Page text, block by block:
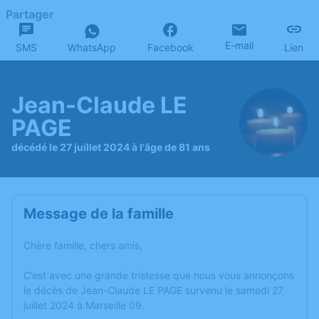
Partager
SMS WhatsApp Facebook E-mail Lien
Jean-Claude LE
PAGE
décédé le 27 juillet 2024 à l'âge de 81 ans
Message de la famille
Chère famille, chers amis,
C’est avec une grande tristesse que nous vous annonçons
le décès de Jean-Claude LE PAGE survenu le samedi 27
juillet 2024 à Marseille 09.